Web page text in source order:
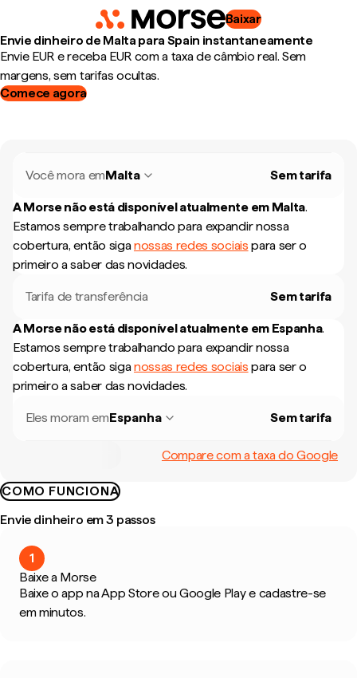
Baixar
Envie dinheiro de Malta para Spain instantaneamente
Envie EUR e receba EUR com a taxa de câmbio real. Sem
margens, sem tarifas ocultas.
Comece agora
Você mora emMalta Sem tarifa
A Morse não está disponível atualmente em Malta.
Estamos sempre trabalhando para expandir nossa
cobertura, então siganossas redes sociais para ser o
primeiro a saber das novidades.
Tarifa de transferência Sem tarifa
A Morse não está disponível atualmente em Espanha.
Estamos sempre trabalhando para expandir nossa
cobertura, então siganossas redes sociais para ser o
primeiro a saber das novidades.
Eles moram emEspanha Sem tarifa
Compare com a taxa do Google
COMO FUNCIONA
Envie dinheiro em 3 passos
1
Baixe a Morse
Baixe o app na App Store ou Google Play e cadastre-se
em minutos.